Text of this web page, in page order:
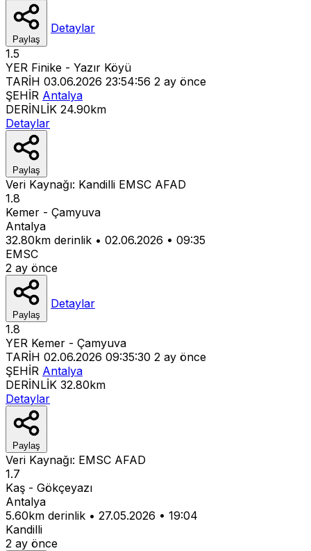
Paylaş
Detaylar
1.5
YER Finike - Yazır Köyü
TARİH 03.06.2026 23:54:56 2 ay önce
ŞEHİR Antalya
DERİNLİK 24.90km
Detaylar
Paylaş
Veri Kaynağı: Kandilli EMSC AFAD
1.8
Kemer - Çamyuva
Antalya
32.80km derinlik • 02.06.2026 • 09:35
EMSC
2 ay önce
Paylaş
Detaylar
1.8
YER Kemer - Çamyuva
TARİH 02.06.2026 09:35:30 2 ay önce
ŞEHİR Antalya
DERİNLİK 32.80km
Detaylar
Paylaş
Veri Kaynağı: EMSC AFAD
1.7
Kaş - Gökçeyazı
Antalya
5.60km derinlik • 27.05.2026 • 19:04
Kandilli
2 ay önce